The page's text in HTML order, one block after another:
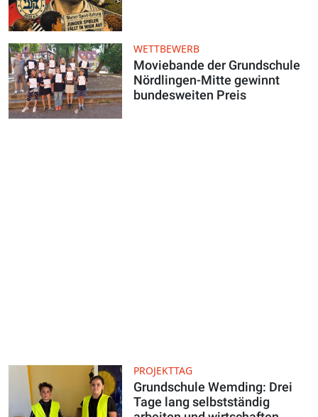
WETTBEWERB
Moviebande der Grundschule
Nördlingen-Mitte gewinnt
bundesweiten Preis
PROJEKTTAG
Grundschule Wemding: Drei
Tage lang selbstständig